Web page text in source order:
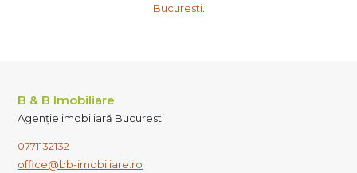
Bucuresti.
B & B Imobiliare
Agenție imobiliară Bucuresti
0771132132
office@bb-imobiliare.ro